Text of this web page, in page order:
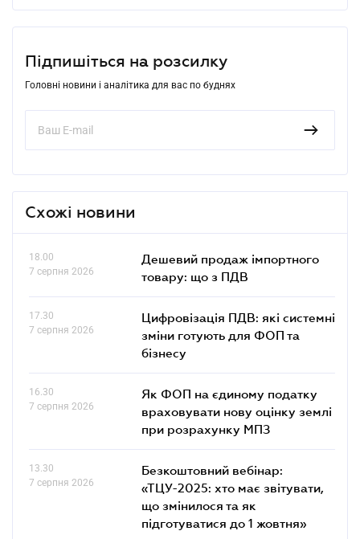
Підпишіться на розсилку
Головні новини і аналітика для вас по буднях
Схожі новини
18.00
7 серпня 2026
Дешевий продаж імпортного
товару: що з ПДВ
17.30
7 серпня 2026
Цифровізація ПДВ: які системні
зміни готують для ФОП та
бізнесу
16.30
7 серпня 2026
Як ФОП на єдиному податку
враховувати нову оцінку землі
при розрахунку МПЗ
13.30
7 серпня 2026
Безкоштовний вебінар:
«ТЦУ-2025: хто має звітувати,
що змінилося та як
підготуватися до 1 жовтня»